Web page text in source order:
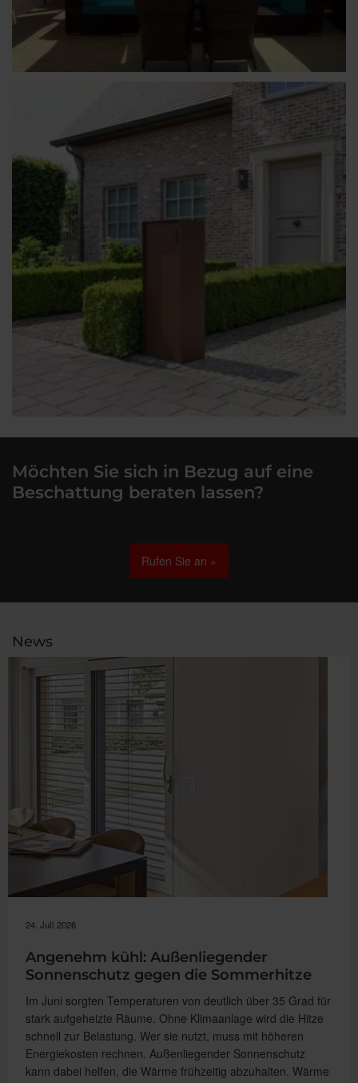
Möchten Sie sich in Bezug auf eine
Beschattung beraten lassen?
Rufen Sie an »
News
24. Juli 2026
Angenehm kühl: Außenliegender
Sonnenschutz gegen die Sommerhitze
Im Juni sorgten Temperaturen von deutlich über 35 Grad für
stark aufgeheizte Räume. Ohne Klimaanlage wird die Hitze
schnell zur Belastung. Wer sie nutzt, muss mit höheren
Energiekosten rechnen. Außenliegender Sonnenschutz
kann dabei helfen, die Wärme frühzeitig abzuhalten. Wärme